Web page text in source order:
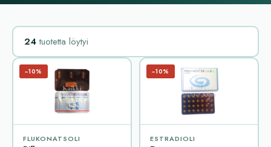
24 tuotetta löytyi
−10%
FLUKONATSOLI
−10%
ESTRADIOLI